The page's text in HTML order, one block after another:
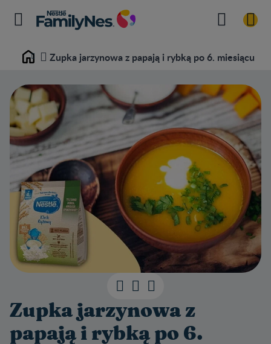
Home Zupka jarzynowa z papają i rybką po 6. miesiącu
Zupka jarzynowa z
papają i rybką po 6.